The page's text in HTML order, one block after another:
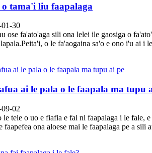
o tama'i liu faapalaga
30
ose fa'ato'aga sili ona lelei ile gaosiga o
o le fa'aogaina sa'o e ono i'u ai i
ai le pala o le faapala ma tupu
02
tele o uo e fiafia e fai ni faapalaga i le fale, e
faapefea ona aloese mai le faapalaga pe a